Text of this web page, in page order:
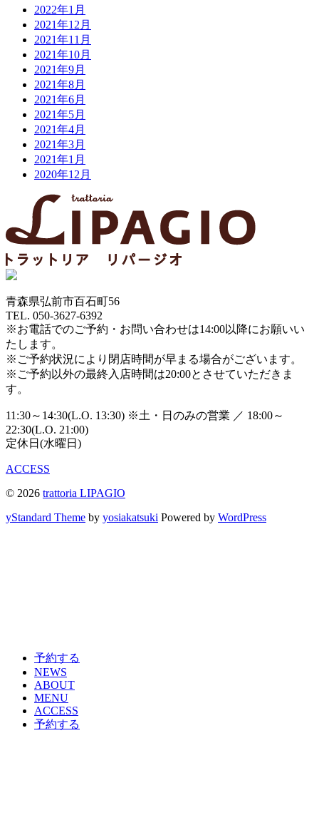
2022年1月
2021年12月
2021年11月
2021年10月
2021年9月
2021年8月
2021年6月
2021年5月
2021年4月
2021年3月
2021年1月
2020年12月
青森県弘前市百石町56
TEL. 050-3627-6392
※お電話でのご予約・お問い合わせは14:00以降にお願いい
たします。
※ご予約状況により閉店時間が早まる場合がございます。
※ご予約以外の最終入店時間は20:00とさせていただきま
す。
11:30～14:30(L.O. 13:30) ※土・日のみの営業 ／ 18:00～
22:30(L.O. 21:00)
定休日(水曜日)
ACCESS
© 2026 trattoria LIPAGIO
yStandard Theme by yosiakatsuki Powered by WordPress
予約する
NEWS
ABOUT
MENU
ACCESS
予約する